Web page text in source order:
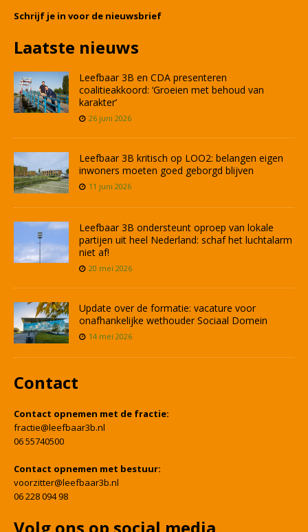
Schrijf je in voor de nieuwsbrief
Laatste nieuws
Leefbaar 3B en CDA presenteren
coalitieakkoord: ‘Groeien met behoud van
karakter’
26 juni 2026
Leefbaar 3B kritisch op LOO2: belangen eigen
inwoners moeten goed geborgd blijven
11 juni 2026
Leefbaar 3B ondersteunt oproep van lokale
partijen uit heel Nederland: schaf het luchtalarm
niet af!
20 mei 2026
Update over de formatie: vacature voor
onafhankelijke wethouder Sociaal Domein
14 mei 2026
Contact
Contact opnemen met de fractie:
fractie@leefbaar3b.nl
06 55740500
Contact opnemen met bestuur:
voorzitter@leefbaar3b.nl
06 228 094 98